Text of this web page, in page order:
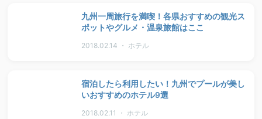
九州一周旅行を満喫！各県おすすめの観光ス
ポットやグルメ・温泉旅館はここ
2018.02.14 ・ ホテル
宿泊したら利用したい！九州でプールが美し
いおすすめのホテル9選
2018.02.11 ・ ホテル